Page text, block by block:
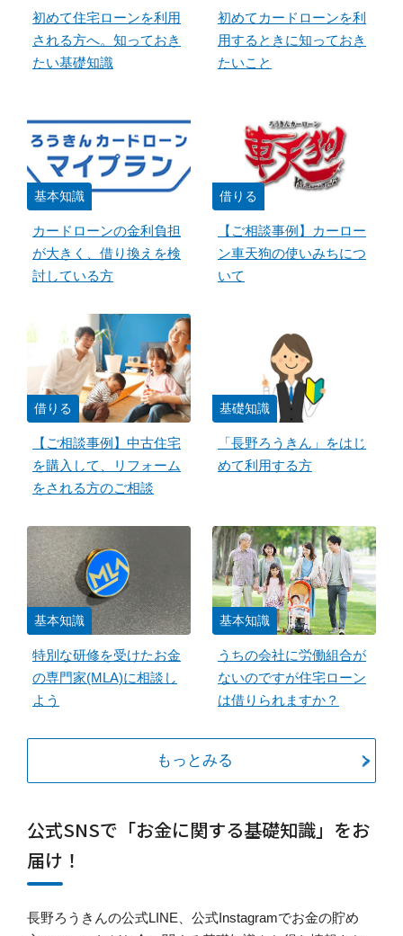
初めて住宅ローンを利用
される方へ。知っておき
たい基礎知識
初めてカードローンを利
用するときに知っておき
たいこと
基本知識
カードローンの金利負担
が大きく、借り換えを検
討している方
借りる
【ご相談事例】カーロー
ン車天狗の使いみちにつ
いて
借りる
【ご相談事例】中古住宅
を購入して、リフォーム
をされる方のご相談
基礎知識
「長野ろうきん」をはじ
めて利用する方
基本知識
特別な研修を受けたお金
の専門家(MLA)に相談し
よう
基本知識
うちの会社に労働組合が
ないのですが住宅ローン
は借りられますか？
もっとみる
公式SNSで「お金に関する基礎知識」をお
届け！
長野ろうきんの公式LINE、公式Instagramでお金の貯め